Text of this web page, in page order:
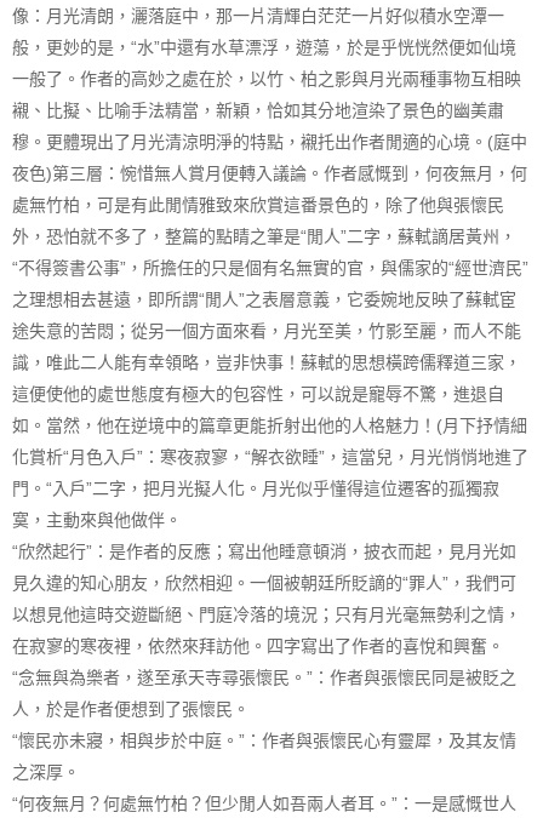
像：月光清朗，灑落庭中，那一片清輝白茫茫一片好似積水空潭一
般，更妙的是，“水”中還有水草漂浮，遊蕩，於是乎恍恍然便如仙境
一般了。作者的高妙之處在於，以竹、柏之影與月光兩種事物互相映
襯、比擬、比喻手法精當，新穎，恰如其分地渲染了景色的幽美肅
穆。更體現出了月光清涼明淨的特點，襯托出作者閒適的心境。(庭中
夜色)第三層：惋惜無人賞月便轉入議論。作者感慨到，何夜無月，何
處無竹柏，可是有此閒情雅致來欣賞這番景色的，除了他與張懷民
外，恐怕就不多了，整篇的點睛之筆是“閒人”二字，蘇軾謫居黃州，
“不得簽書公事”，所擔任的只是個有名無實的官，與儒家的“經世濟民”
之理想相去甚遠，即所謂“閒人”之表層意義，它委婉地反映了蘇軾宦
途失意的苦悶；從另一個方面來看，月光至美，竹影至麗，而人不能
識，唯此二人能有幸領略，豈非快事！蘇軾的思想橫跨儒釋道三家，
這便使他的處世態度有極大的包容性，可以說是寵辱不驚，進退自
如。當然，他在逆境中的篇章更能折射出他的人格魅力！(月下抒情細
化賞析“月色入戶”：寒夜寂寥，“解衣欲睡”，這當兒，月光悄悄地進了
門。“入戶”二字，把月光擬人化。月光似乎懂得這位遷客的孤獨寂
寞，主動來與他做伴。
“欣然起行”：是作者的反應；寫出他睡意頓消，披衣而起，見月光如
見久違的知心朋友，欣然相迎。一個被朝廷所貶謫的“罪人”，我們可
以想見他這時交遊斷絕、門庭冷落的境況；只有月光毫無勢利之情，
在寂寥的寒夜裡，依然來拜訪他。四字寫出了作者的喜悅和興奮。
“念無與為樂者，遂至承天寺尋張懷民。”：作者與張懷民同是被貶之
人，於是作者便想到了張懷民。
“懷民亦未寢，相與步於中庭。”：作者與張懷民心有靈犀，及其友情
之深厚。
“何夜無月？何處無竹柏？但少閒人如吾兩人者耳。”：一是感慨世人